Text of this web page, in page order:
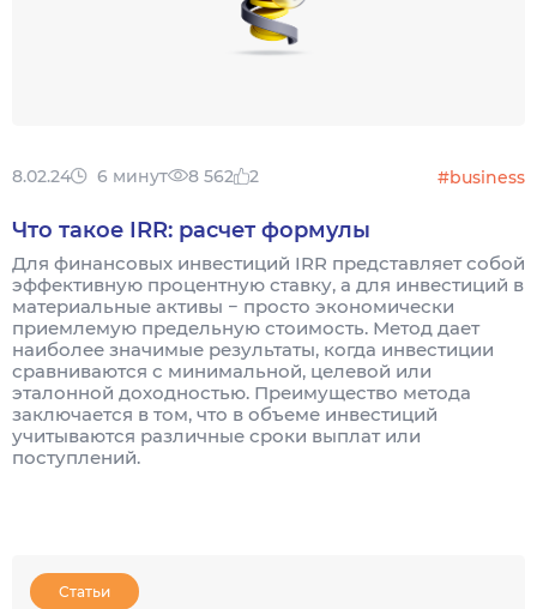
8.02.24 6 минут 8 562 2 #business
Что такое IRR: расчет формулы
Для финансовых инвестиций IRR представляет собой
эффективную процентную ставку, а для инвестиций в
материальные активы − просто экономически
приемлемую предельную стоимость. Метод дает
наиболее значимые результаты, когда инвестиции
сравниваются с минимальной, целевой или
эталонной доходностью. Преимущество метода
заключается в том, что в объеме инвестиций
учитываются различные сроки выплат или
поступлений.
Статьи